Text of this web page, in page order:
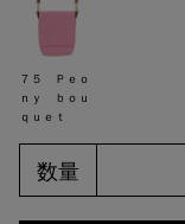
７５ Ｐｅｏ
ｎｙ ｂｏｕ
ｑｕｅｔ
数量